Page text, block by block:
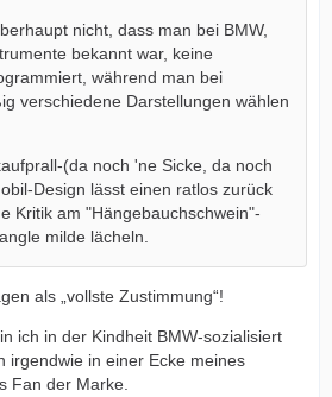
nicht, dass man bei BMW,
bekannt war, keine
während man bei
verschiedene Darstellungen wählen
(da noch 'ne Sicke, da noch
Design lässt einen ratlos zurück
Kritik am "Hängebauchschwein"-
milde lächeln.
als „vollste Zustimmung“!
ich in der Kindheit BMW-sozialisiert
irgendwie in einer Ecke meines
Fan der Marke.